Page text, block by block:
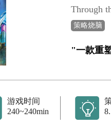
Through
策略烧脑
"一款重
游戏时间
240~240min